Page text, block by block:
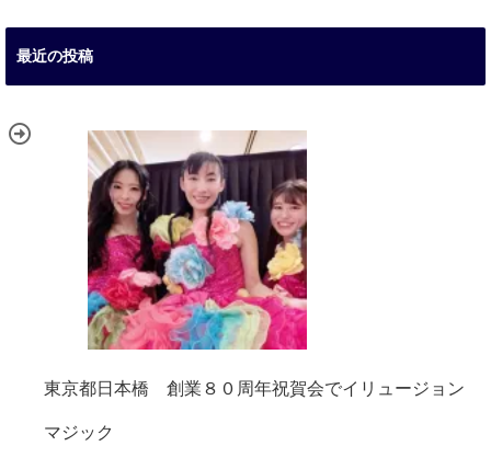
最近の投稿
東京都日本橋 創業８０周年祝賀会でイリュージョン
マジック